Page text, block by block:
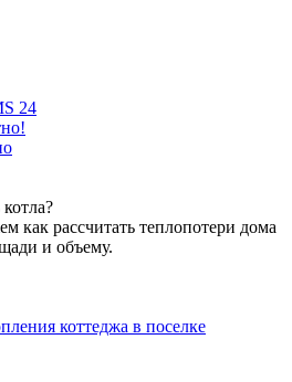
24
как рассчитать теплопотери дома
и объему.